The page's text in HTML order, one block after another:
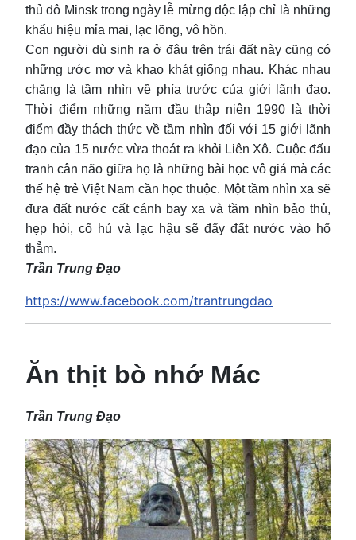
thủ đô Minsk trong ngày lễ mừng độc lập chỉ là những
khẩu hiệu mỉa mai, lạc lõng, vô hồn.
Con người dù sinh ra ở đâu trên trái đất này cũng có
những ước mơ và khao khát giống nhau. Khác nhau
chăng là tầm nhìn về phía trước của giới lãnh đạo.
Thời điểm những năm đầu thập niên 1990 là thời
điểm đầy thách thức về tầm nhìn đối với 15 giới lãnh
đạo của 15 nước vừa thoát ra khỏi Liên Xô. Cuộc đấu
tranh cân não giữa họ là những bài học vô giá mà các
thế hệ trẻ Việt Nam cần học thuộc. Một tầm nhìn xa sẽ
đưa đất nước cất cánh bay xa và tầm nhìn bảo thủ,
hẹp hòi, cổ hủ và lạc hậu sẽ đẩy đất nước vào hố
thẳm.
Trần Trung Đạo
https://www.facebook.com/trantrungdao
Ăn thịt bò nhớ Mác
Trần Trung Đạo